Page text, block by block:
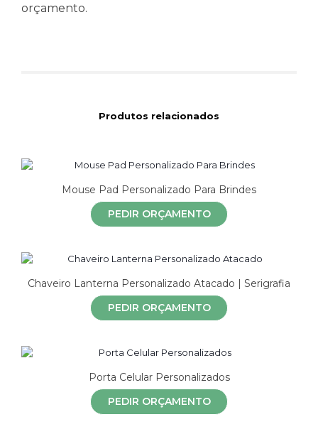
orçamento.
Produtos relacionados
Mouse Pad Personalizado Para Brindes
PEDIR ORÇAMENTO
Chaveiro Lanterna Personalizado Atacado | Serigrafia
PEDIR ORÇAMENTO
Porta Celular Personalizados
PEDIR ORÇAMENTO